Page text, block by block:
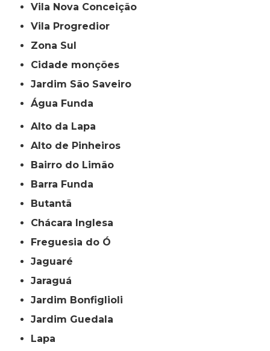
Vila Nova Conceição
Vila Progredior
Zona Sul
cidade monções
jardim São Saveiro
Água Funda
Alto da Lapa
Alto de Pinheiros
Bairro do Limão
Barra Funda
Butantã
Chácara Inglesa
Freguesia do Ó
Jaguaré
Jaraguá
Jardim Bonfiglioli
Jardim Guedala
Lapa